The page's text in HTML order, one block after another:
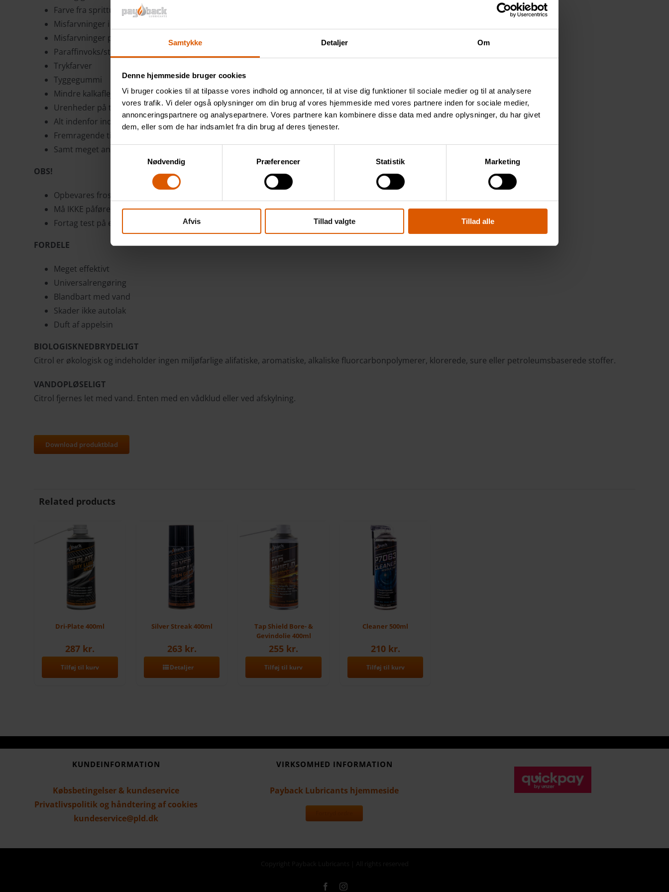
Samtykke Detaljer Om
Denne hjemmeside bruger cookies
Vi bruger cookies til at tilpasse vores indhold og annoncer, til at vise dig funktioner til sociale medier og til at analysere
vores trafik. Vi deler også oplysninger om din brug af vores hjemmeside med vores partnere inden for sociale medier,
annonceringspartnere og analysepartnere. Vores partnere kan kombinere disse data med andre oplysninger, du har givet
dem, eller som de har indsamlet fra din brug af deres tjenester.
Nødvendig
Præferencer Statistik Marketing
Afvis Tillad valgte Tillad alle
Farve fra sprittusch
Misfarvninger i hjemmet
Misfarvninger på malede overflader
Paraffinvoks/stearin
Trykfarver
Tyggegummi
Mindre kalkaflejringer (bad)
Urenheder på tøj og tekstiler
Alt indenfor industriel rengøring
Fremragende til hjemmebrug
Samt meget andet
OBS!
Opbevares frostfrit!
Må IKKE påføres på nymalede overflader
Fortag test på et lille usynligt område inden brug!
FORDELE
Meget effektivt
Universalrengøring
Blandbart med vand
Skader ikke autolak
Duft af appelsin
BIOLOGISKNEDBRYDELIGT
Citrol er økologisk og indeholder ingen miljøfarlige alifatiske, aromatiske, alkaliske fluorcarbonpolymerer, klorerede, sure eller petroleumsbaserede stoffer.
VANDOPLØSELIGT
Citrol fjernes let med vand. Enten med en vådklud eller ved afskylning.
Download produktblad
Related products
Dri-Plate 400ml
287 kr.
Tilføj til kurv
Silver Streak 400ml
263 kr.
Detaljer
Tap Shield Bore- &
Gevindolie 400ml
255 kr.
Tilføj til kurv
Cleaner 500ml
210 kr.
Tilføj til kurv
KUNDEINFORMATION
Købsbetingelser & kundeservice
Privatlivspolitik og håndtering af cookies
kundeservice@pld.dk
VIRKSOMHED INFORMATION
Payback Lubricants hjemmeside
FacebookInstagram